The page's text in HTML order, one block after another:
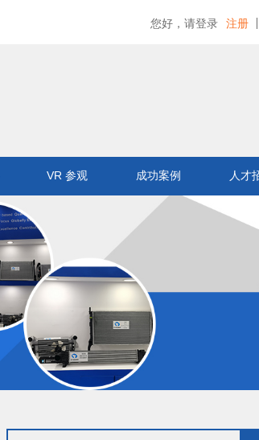
您好，请登录 注册
VR 参观 成功案例 人才